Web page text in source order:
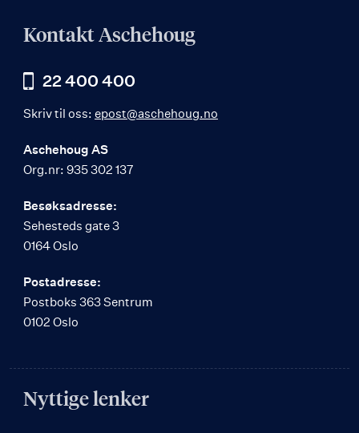
Kontakt Aschehoug
22 400 400
Skriv til oss: epost@aschehoug.no
Aschehoug AS
Org.nr: 935 302 137
Besøksadresse:
Sehesteds gate 3
0164 Oslo
Postadresse:
Postboks 363 Sentrum
0102 Oslo
Nyttige lenker